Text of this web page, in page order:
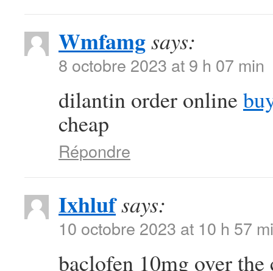
Wmfamgsays:
8 octobre 2023 at 9 h 07 min
dilantin order online
cheap
Répondre
Ixhlufsays:
10 octobre 2023 at 10 h 57
baclofen 10mg over